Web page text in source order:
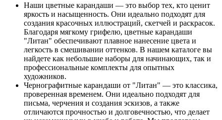
Наши цветные карандаши — это выбор тех, кто ценит
яркость и насыщенность. Они идеально подходят для
создания красочных иллюстраций, скетчей и раскрасок.
Благодаря мягкому грифелю, цветные карандаши
"Литан" обеспечивают плавное нанесение цвета и
легкость в смешивании оттенков. В нашем каталоге вы
найдете как небольшие наборы для начинающих, так и
профессиональные комплекты для опытных
художников.
Чернографитные карандаши от "Литан" — это классика,
проверенная временем. Они идеально подходят для
письма, черчения и создания эскизов, а также
отличаются прочностью и долговечностью, что делает